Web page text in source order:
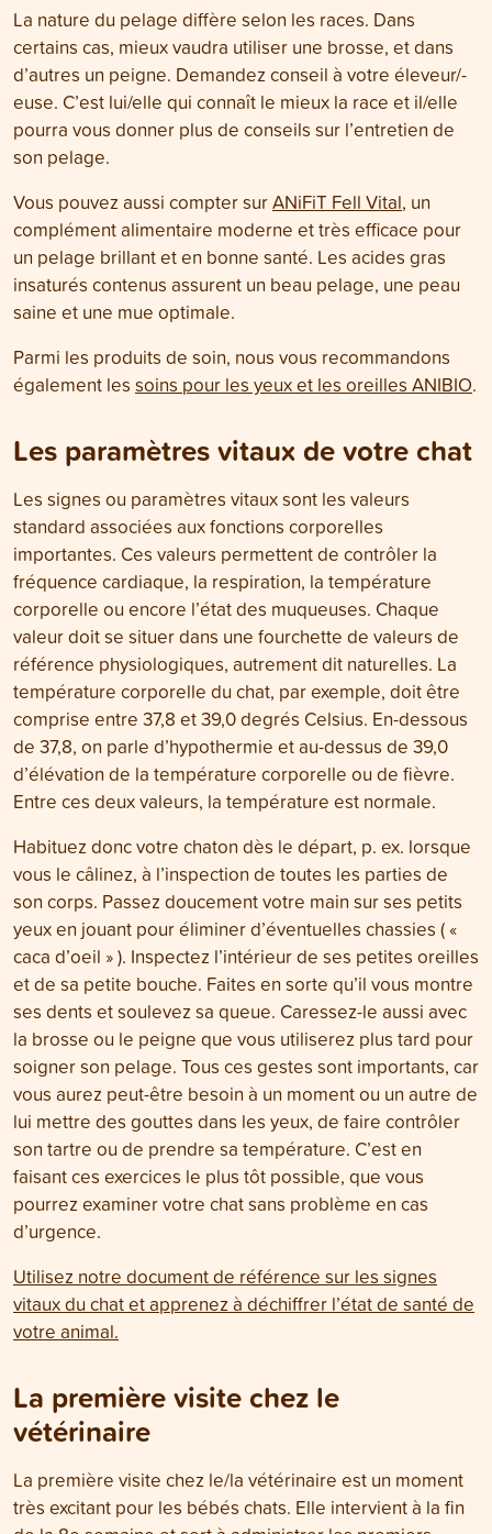
La nature du pelage diffère selon les races. Dans
certains cas, mieux vaudra utiliser une brosse, et dans
d’autres un peigne. Demandez conseil à votre éleveur/-
euse. C’est lui/elle qui connaît le mieux la race et il/elle
pourra vous donner plus de conseils sur l’entretien de
son pelage.
Vous pouvez aussi compter surANiFiT Fell Vital, un
complément alimentaire moderne et très efficace pour
un pelage brillant et en bonne santé. Les acides gras
insaturés contenus assurent un beau pelage, une peau
saine et une mue optimale.
Parmi les produits de soin, nous vous recommandons
également les soins pour les yeux et les oreilles ANIBIO.
Les paramètres vitaux de votre chat
Les signes ou paramètres vitaux sont les valeurs
standard associées aux fonctions corporelles
importantes. Ces valeurs permettent de contrôler la
fréquence cardiaque, la respiration, la température
corporelle ou encore l’état des muqueuses. Chaque
valeur doit se situer dans une fourchette de valeurs de
référence physiologiques, autrement dit naturelles. La
température corporelle du chat, par exemple, doit être
comprise entre 37,8 et 39,0 degrés Celsius. En-dessous
de 37,8, on parle d’hypothermie et au-dessus de 39,0
d’élévation de la température corporelle ou de fièvre.
Entre ces deux valeurs, la température est normale.
Habituez donc votre chaton dès le départ, p. ex. lorsque
vous le câlinez, à l’inspection de toutes les parties de
son corps. Passez doucement votre main sur ses petits
yeux en jouant pour éliminer d’éventuelles chassies ( «
caca d’oeil » ). Inspectez l’intérieur de ses petites oreilles
et de sa petite bouche. Faites en sorte qu’il vous montre
ses dents et soulevez sa queue. Caressez-le aussi avec
la brosse ou le peigne que vous utiliserez plus tard pour
soigner son pelage. Tous ces gestes sont importants, car
vous aurez peut-être besoin à un moment ou un autre de
lui mettre des gouttes dans les yeux, de faire contrôler
son tartre ou de prendre sa température. C’est en
faisant ces exercices le plus tôt possible, que vous
pourrez examiner votre chat sans problème en cas
d’urgence.
Utilisez notre document de référence sur les signes
vitaux du chat et apprenez à déchiffrer l’état de santé de
votre animal.
La première visite chez le
vétérinaire
La première visite chez le/la vétérinaire est un moment
très excitant pour les bébés chats. Elle intervient à la fin